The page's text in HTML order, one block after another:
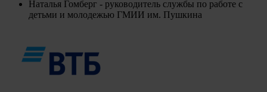
Наталья Гомберг - руководитель службы по работе с
детьми и молодежью ГМИИ им. Пушкина